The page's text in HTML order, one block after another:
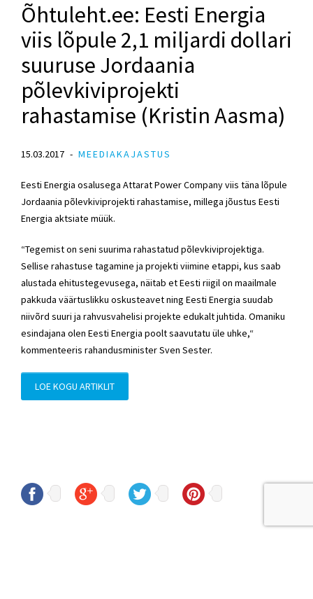
Õhtuleht.ee: Eesti Energia
viis lõpule 2,1 miljardi dollari
suuruse Jordaania
põlevkiviprojekti
rahastamise (Kristin Aasma)
15.03.2017 MEEDIAKAJASTUS
Eesti Energia osalusega Attarat Power Company viis täna lõpule
Jordaania põlevkiviprojekti rahastamise, millega jõustus Eesti
Energia aktsiate müük.
“Tegemist on seni suurima rahastatud põlevkiviprojektiga.
Sellise rahastuse tagamine ja projekti viimine etappi, kus saab
alustada ehitustegevusega, näitab et Eesti riigil on maailmale
pakkuda väärtuslikku oskusteavet ning Eesti Energia suudab
niivõrd suuri ja rahvusvahelisi projekte edukalt juhtida. Omaniku
esindajana olen Eesti Energia poolt saavutatu üle uhke,“
kommenteeris rahandusminister Sven Sester.
LOE KOGU ARTIKLIT